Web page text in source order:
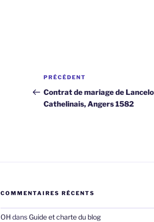
Navigation
de
l’article
Article
précédent
PRÉCÉDENT
Contrat de mariage de
Cathelinais, Angers 1582
COMMENTAIRES RÉCENTS
OH dans Guide et charte du blog